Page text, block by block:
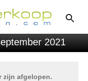
2021
zijn afgelopen.